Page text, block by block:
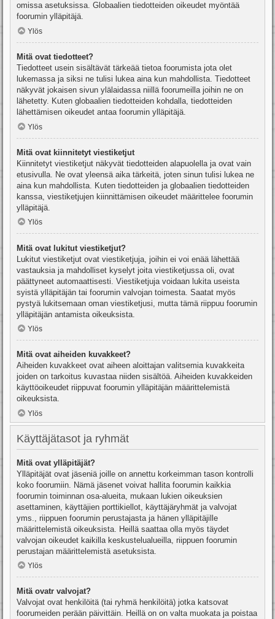
omissa asetuksissa. Globaalien tiedotteiden oikeudet myöntää
foorumin ylläpitäjä.
Ylös
Mitä ovat tiedotteet?
Tiedotteet usein sisältävät tärkeää tietoa foorumista jota olet
lukemassa ja siksi ne tulisi lukea aina kun mahdollista. Tiedotteet
näkyvät jokaisen sivun ylälaidassa niillä foorumeilla joihin ne on
lähetetty. Kuten globaalien tiedotteiden kohdalla, tiedotteiden
lähettämisen oikeudet antaa foorumin ylläpitäjä.
Ylös
Mitä ovat kiinnitetyt viestiketjut
Kiinnitetyt viestiketjut näkyvät tiedotteiden alapuolella ja ovat vain
etusivulla. Ne ovat yleensä aika tärkeitä, joten sinun tulisi lukea ne
aina kun mahdollista. Kuten tiedotteiden ja globaalien tiedotteiden
kanssa, viestiketjujen kiinnittämisen oikeudet määrittelee foorumin
ylläpitäjä.
Ylös
Mitä ovat lukitut viestiketjut?
Lukitut viestiketjut ovat viestiketjuja, joihin ei voi enää lähettää
vastauksia ja mahdolliset kyselyt joita viestiketjussa oli, ovat
päättyneet automaattisesti. Viestiketjuja voidaan lukita useista
syistä ylläpitäjän tai foorumin valvojan toimesta. Saatat myös
pystyä lukitsemaan oman viestiketjusi, mutta tämä riippuu foorumin
ylläpitäjän antamista oikeuksista.
Ylös
Mitä ovat aiheiden kuvakkeet?
Aiheiden kuvakkeet ovat aiheen aloittajan valitsemia kuvakkeita
joiden on tarkoitus kuvastaa niiden sisältöä. Aiheiden kuvakkeiden
käyttöoikeudet riippuvat foorumin ylläpitäjän määrittelemistä
oikeuksista.
Ylös
Käyttäjätasot ja ryhmät
Mitä ovat ylläpitäjät?
Ylläpitäjät ovat jäseniä joille on annettu korkeimman tason kontrolli
koko foorumiin. Nämä jäsenet voivat hallita foorumin kaikkia
foorumin toiminnan osa-alueita, mukaan lukien oikeuksien
asettaminen, käyttäjien porttikiellot, käyttäjäryhmät ja valvojat
yms., riippuen foorumin perustajasta ja hänen ylläpitäjille
määrittelemistä oikeuksista. Heillä saattaa olla myös täydet
valvojan oikeudet kaikilla keskustelualueilla, riippuen foorumin
perustajan määrittelemistä asetuksista.
Ylös
Mitä ovatr valvojat?
Valvojat ovat henkilöitä (tai ryhmä henkilöitä) jotka katsovat
foorumeiden perään päivittäin. Heillä on on valta muokata ja poistaa